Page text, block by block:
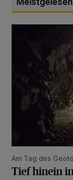
Am Tag des
Tief hinein